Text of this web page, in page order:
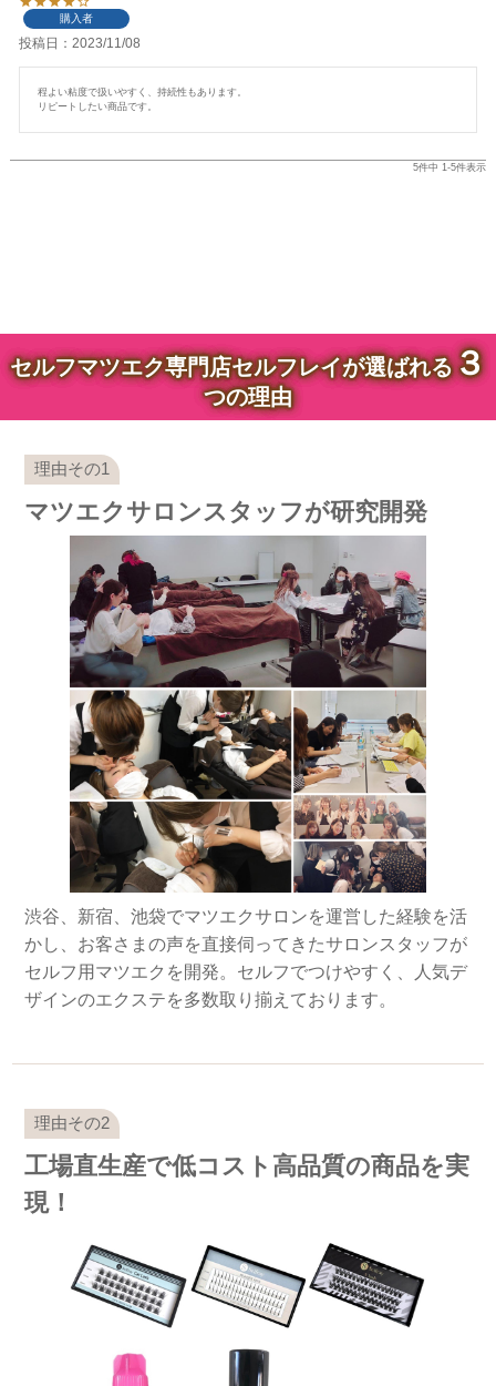
購入者
投稿日 2023/11/08
程よい粘度で扱いやすく、持続性もあります。
リピートしたい商品です。
5件中 1-5件表示
セルフマツエク専門店セルフレイが選ばれる３
つの理由
マツエクサロンスタッフが研究開発
渋谷、新宿、池袋でマツエクサロンを運営した経験を活
かし、お客さまの声を直接伺ってきたサロンスタッフが
セルフ用マツエクを開発。セルフでつけやすく、人気デ
ザインのエクステを多数取り揃えております。
工場直生産で低コスト高品質の商品を実
現！